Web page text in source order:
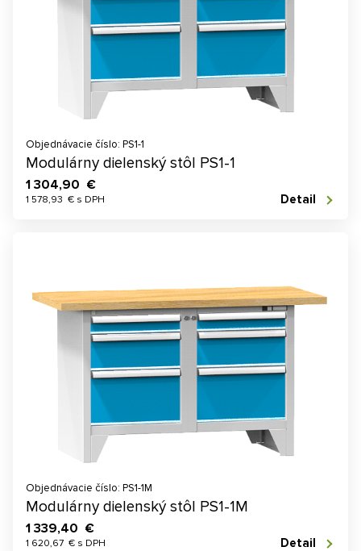
Objednávacie číslo: PS1-1
Modulárny dielenský stôl PS1-1
1 304,90 €
1 578,93 € s DPH Detail
Objednávacie číslo: PS1-1M
Modulárny dielenský stôl PS1-1M
1 339,40 €
1 620,67 € s DPH Detail